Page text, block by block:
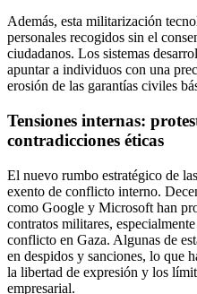
Además, esta militarización
personales recogidos sin el
ciudadanos. Los sistemas
apuntar a individuos con una
erosión de las garantías civiles
Tensiones internas:
contradicciones éticas
El nuevo rumbo estratégico de
exento de conflicto interno.
como Google y Microsoft han
contratos militares,
conflicto en Gaza. Algunas de
en despidos y sanciones, lo que
la libertad de expresión y los
empresarial.